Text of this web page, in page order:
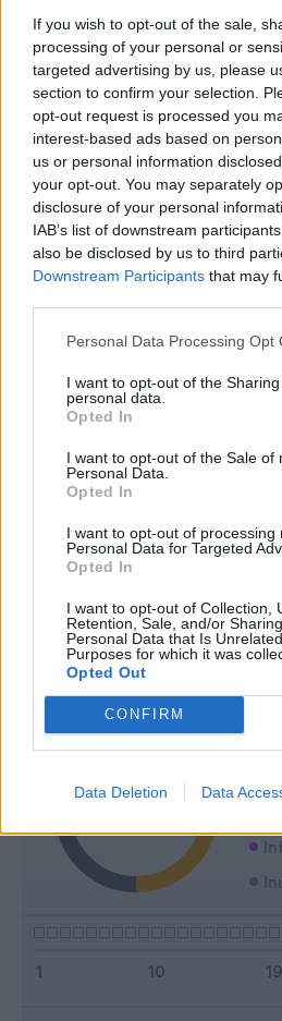
If you wish to opt-out of the sale,
processing of your personal or
targeted advertising by us, please
section to confirm your selection.
opt-out request is processed you
interest-based ads based on
us or personal information
your opt-out. You may separately
disclosure of your personal
IAB’s list of downstream
also be disclosed by us to third
Downstream Participants that may
Personal Data Processing Opt
I want to opt-out of the
personal data.
Opted In
I want to opt-out of the Sale of
Personal Data.
Opted In
I want to opt-out of processing
Personal Data for Targeted
Opted In
I want to opt-out of Collection,
Retention, Sale, and/or
Personal Data that Is
Purposes for which it was
Opted Out
CONFIRM
Data Deletion Data
Bonus Malus
Quotazioni
Classic
Riepilogo stagione